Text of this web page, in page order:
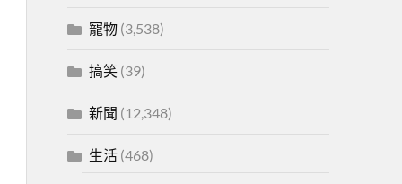
寵物(3,538)
搞笑(39)
新聞 (12,348)
生活(468)